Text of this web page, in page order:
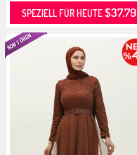
SPEZIELL FÜR HEUTE$37.79